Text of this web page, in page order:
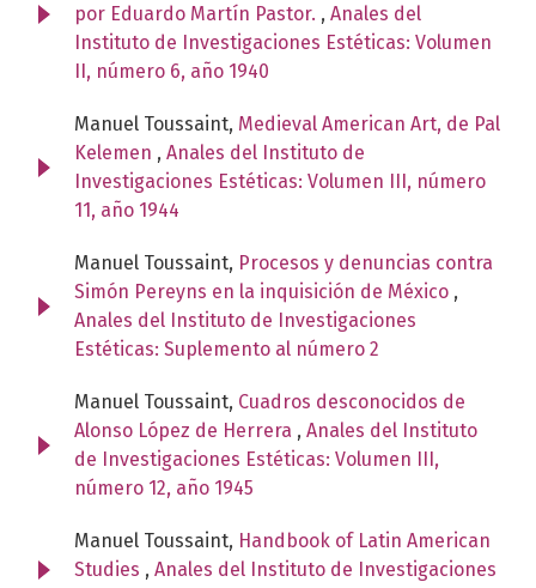
por Eduardo Martín Pastor. , Anales del
Instituto de Investigaciones Estéticas: Volumen
II, número 6, año 1940
Manuel Toussaint, Medieval American Art, de Pal
Kelemen , Anales del Instituto de
Investigaciones Estéticas: Volumen III, número
11, año 1944
Manuel Toussaint, Procesos y denuncias contra
Simón Pereyns en la inquisición de México ,
Anales del Instituto de Investigaciones
Estéticas: Suplemento al número 2
Manuel Toussaint, Cuadros desconocidos de
Alonso López de Herrera , Anales del Instituto
de Investigaciones Estéticas: Volumen III,
número 12, año 1945
Manuel Toussaint, Handbook of Latin American
Studies , Anales del Instituto de Investigaciones